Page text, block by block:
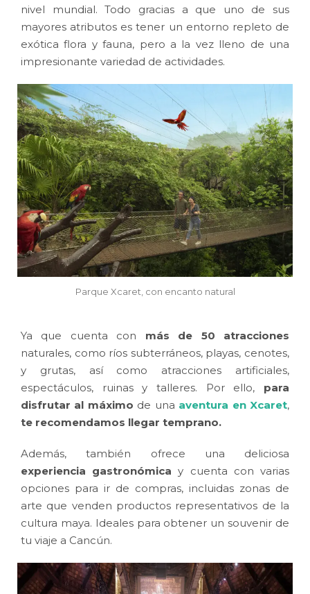
nivel mundial. Todo gracias a que uno de sus
mayores atributos es tener un entorno repleto de
exótica flora y fauna, pero a la vez lleno de una
impresionante variedad de actividades.
Parque Xcaret, con encanto natural
Ya que cuenta con más de
50 atracciones
naturales, como ríos subterráneos, playas, cenotes,
y grutas, así como atracciones artificiales,
espectáculos, ruinas y talleres. Por ello, para
disfrutar al máximo de una aventura en Xcaret,
te recomendamos llegar temprano.
Además, también ofrece una deliciosa
experiencia gastronómica y cuenta con varias
opciones para ir de compras, incluidas zonas de
arte que venden productos representativos de la
cultura maya. Ideales para obtener un souvenir de
tu viaje a Cancún.